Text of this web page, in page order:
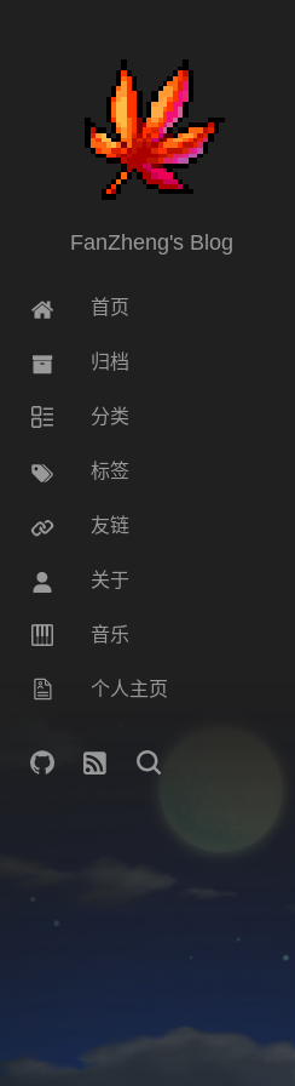
FanZheng's Blog
首页
归档
分类
标签
友链
关于
音乐
个人主页